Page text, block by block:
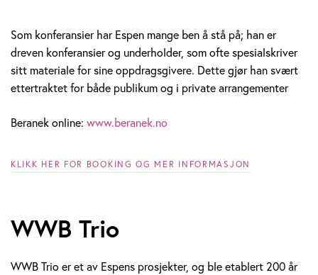
Som konferansier har Espen mange ben å stå på; han er
dreven konferansier og underholder, som ofte spesialskriver
sitt materiale for sine oppdragsgivere. Dette gjør han svært
ettertraktet for både publikum og i private arrangementer
Beranek online: www.beranek.no
KLIKK HER FOR BOOKING OG MER INFORMASJON
WWB Trio
WWB Trio er et av Espens prosjekter, og ble etablert 200 år